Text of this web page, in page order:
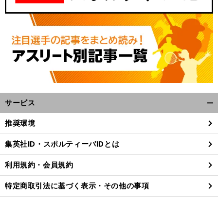
サービス
閉
る
推奨環境
集英社ID・スポルティーバIDとは
利用規約・会員規約
特定商取引法に基づく表示・その他の事項